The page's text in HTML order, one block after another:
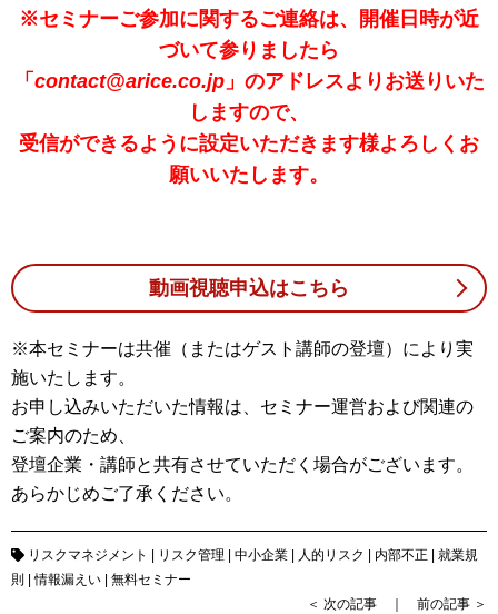
※セミナーご参加に関するご連絡は、開催日時が近
づいて参りましたら
「 contact@arice.co.jp」のアドレスよりお送りいた
しますので、
受信ができるように設定いただきます様よろしくお
願いいたします。
動画視聴申込はこちら
※本セミナーは共催（またはゲスト講師の登壇）により実
施いたします。
お申し込みいただいた情報は、セミナー運営および関連の
ご案内のため、
登壇企業・講師と共有させていただく場合がございます。
あらかじめご了承ください。
リスクマネジメント リスク管理 中小企業 人的リスク 内部不正
就業規
則
|情報漏えい
無料セミナー
＜ 次の記事 前の記事 ＞